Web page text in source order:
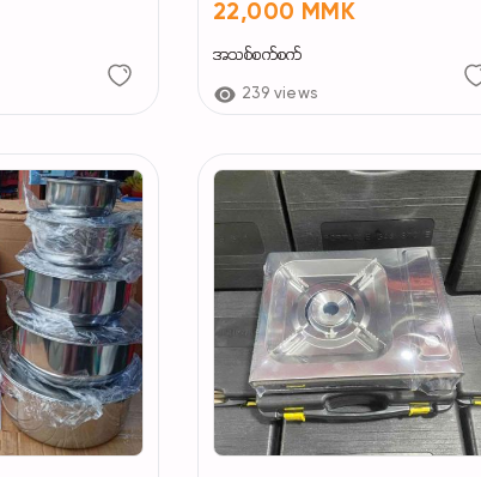
22,000 MMK
အသစ်စက်စက်
239 views